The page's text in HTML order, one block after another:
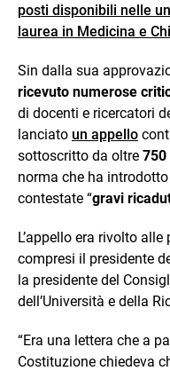
posti disponibili nelle
laurea in Medicina e
Sin dalla sua
ricevuto numerose
di docenti e ricercatori
lanciato un appello
sottoscritto da oltre 750
norma che ha
contestate “gravi
L’appello era rivolto
compresi il presidente
la presidente del
dell’Università e della
“Era una lettera che a
Costituzione chiedeva